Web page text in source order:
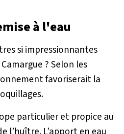
à l'eau
si impressionnantes
? Selon les
favoriserait la
particulier et propice au